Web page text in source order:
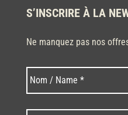
S’INSCRIRE À LA
Ne manquez pas nos
Nom *